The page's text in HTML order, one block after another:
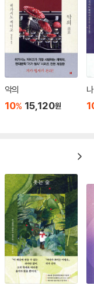
지 않을 때 리셋(reset)
가 살고 있는 현실 세
생각하는 것을 가리킨
인간관계 등을 다시 쉽
사람들은 현실과 가
과 타인을 배려하지
다.
루는 끊임없이 도오루
속에서 꼼짝도 하지 못
고 비난하는 히카루는
그리 쓸어내고 새로 다
어디까지가 현실이고 어
금의 현실이 되었다며,
계를 소설 속에서 적나
악의
10% 15,120원